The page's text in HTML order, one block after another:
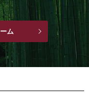
ム